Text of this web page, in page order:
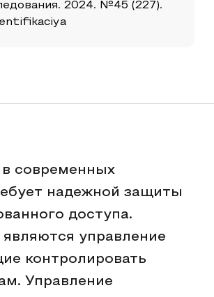
2024. №45 (227).
в современных
надежной защиты
доступа.
управление
контролировать
Управление